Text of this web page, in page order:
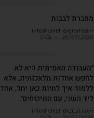
מחברת לבבות
info@chief-digital.com
"העבודה האמיתית היא לא
לחפש אחדות מלאכותית, אלא
ללמוד איך לחיות כאן יחד, אחד
ליד השני, עם הוויכוחים"
info@chief-digital.com